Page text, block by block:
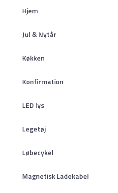
Hjem
Jul & Nytår
Køkken
Konfirmation
LED lys
Legetøj
Løbecykel
Magnetisk Ladekabel